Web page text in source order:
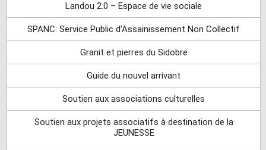
Landou 2.0 – Espace de vie sociale
SPANC: Service Public d’Assainissement Non Collectif
Granit et pierres du Sidobre
Guide du nouvel arrivant
Soutien aux associations culturelles
Soutien aux projets associatifs à destination de la
JEUNESSE